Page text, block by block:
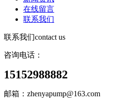
在线留言
联系我们
联系我们contact us
咨询电话：
15152988882
邮箱：zhenyapump@163.com